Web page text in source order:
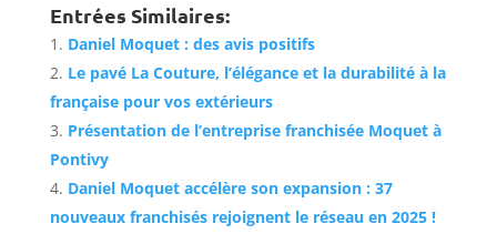
Entrées Similaires:
Daniel Moquet : des avis positifs
Le pavé La Couture, l’élégance et la durabilité à la
française pour vos extérieurs
Présentation de l’entreprise franchisée Moquet à
Pontivy
Daniel Moquet accélère son expansion : 37
nouveaux franchisés rejoignent le réseau en 2025 !